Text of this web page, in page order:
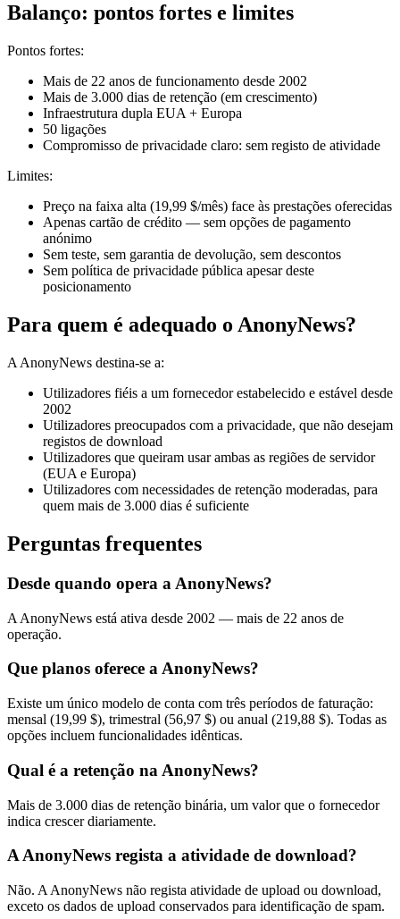
Balanço: pontos fortes e limites
Pontos fortes:
Mais de 22 anos de funcionamento desde 2002
Mais de 3.000 dias de retenção (em crescimento)
Infraestrutura dupla EUA + Europa
50 ligações
Compromisso de privacidade claro: sem registo de atividade
Limites:
Preço na faixa alta (19,99 $/mês) face às prestações oferecidas
Apenas cartão de crédito — sem opções de pagamento
anónimo
Sem teste, sem garantia de devolução, sem descontos
Sem política de privacidade pública apesar deste
posicionamento
Para quem é adequado o AnonyNews?
A AnonyNews destina-se a:
Utilizadores fiéis a um fornecedor estabelecido e estável desde
2002
Utilizadores preocupados com a privacidade, que não desejam
registos de download
Utilizadores que queiram usar ambas as regiões de servidor
(EUA e Europa)
Utilizadores com necessidades de retenção moderadas, para
quem mais de 3.000 dias é suficiente
Perguntas frequentes
Desde quando opera a AnonyNews?
A AnonyNews está ativa desde 2002 — mais de 22 anos de
operação.
Que planos oferece a AnonyNews?
Existe um único modelo de conta com três períodos de faturação:
mensal (19,99 $), trimestral (56,97 $) ou anual (219,88 $). Todas as
opções incluem funcionalidades idênticas.
Qual é a retenção na AnonyNews?
Mais de 3.000 dias de retenção binária, um valor que o fornecedor
indica crescer diariamente.
A AnonyNews regista a atividade de download?
Não. A AnonyNews não regista atividade de upload ou download,
exceto os dados de upload conservados para identificação de spam.